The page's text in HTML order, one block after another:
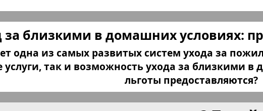
Наш мир
Наша Газета
Италия
Новая Wолна
за близкими в домашних условиях:
одна из самых развитых систем ухода за
так и возможность ухода за близкими
льготы предоставляются?